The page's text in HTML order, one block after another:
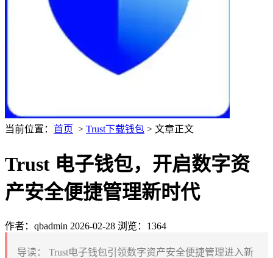
当前位置： 首页 > Trust下载钱包 > 文章正文
Trust 电子钱包，开启数字资
产安全便捷管理新时代
作者：qbadmin 2026-02-28 浏览：1364
导读：
Trust电子钱包引领数字资产安全便捷管理进入新